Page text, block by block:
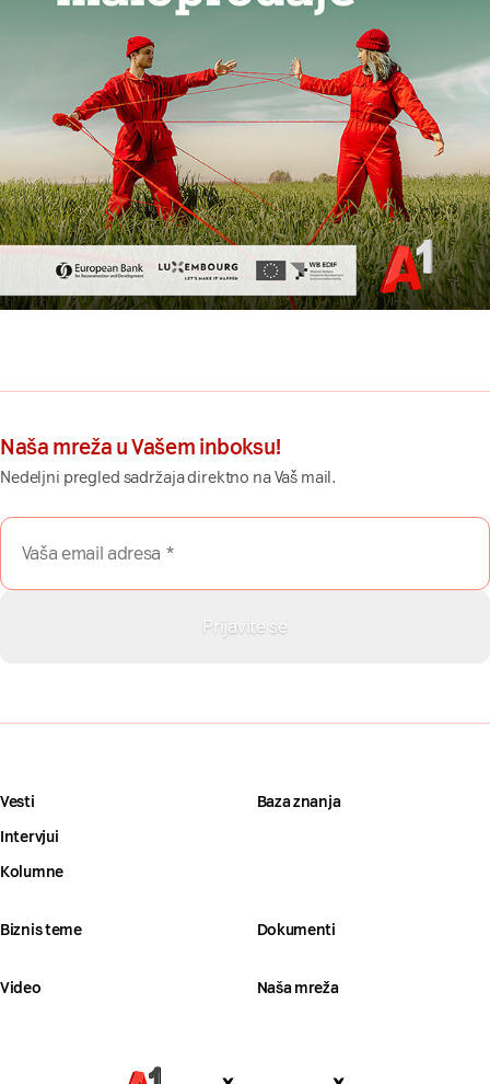
Naša mreža u Vašem inboksu!
Nedeljni pregled sadržaja direktno na Vaš mail.
Vesti
Intervjui
Kolumne
Baza znanja
Biznis teme Dokumenti
Video Naša mreža